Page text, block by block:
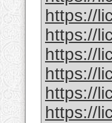
https://
https://
https://
https://
https://
https://